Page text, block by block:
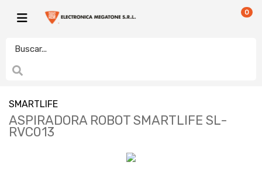
0
SMARTLIFE
ASPIRADORA ROBOT SMARTLIFE SL-
RVC013